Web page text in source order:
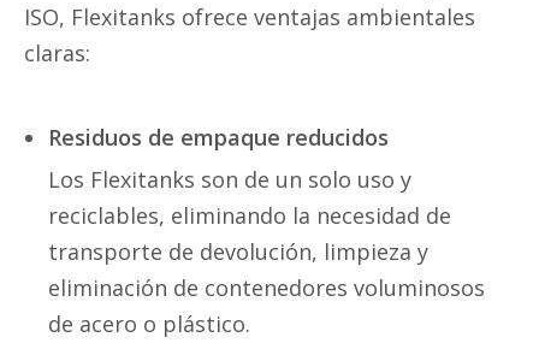
ISO, Flexitanks ofrece ventajas ambientales
claras:
Residuos de empaque reducidos
Los Flexitanks son de un solo uso y
reciclables, eliminando la necesidad de
transporte de devolución, limpieza y
eliminación de contenedores voluminosos
de acero o plástico.